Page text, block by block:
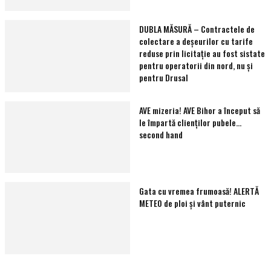
DUBLA MĂSURĂ – Contractele de
colectare a deșeurilor cu tarife
reduse prin licitație au fost sistate
pentru operatorii din nord, nu și
pentru Drusal
AVE mizeria! AVE Bihor a început să
le împartă clienţilor pubele…
second hand
Gata cu vremea frumoasă! ALERTĂ
METEO de ploi și vânt puternic